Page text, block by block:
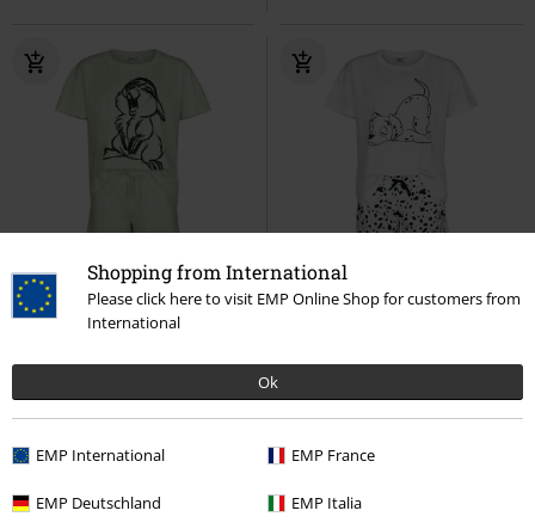
Shopping from International
Please click here to visit EMP Online Shop for customers from
International
Ok
EMP International EMP France
EMP Deutschland EMP Italia
Novità
37,99 €
Novità